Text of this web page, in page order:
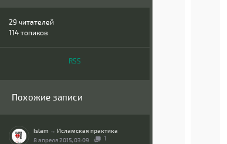
29 читателей
114 топиков
RSS
Похожие записи
Islam → Исламская практика
8 апреля 2015, 03:09
1